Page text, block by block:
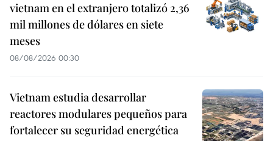
vietnam en el extranjero totalizó 2,36
mil millones de dólares en siete
meses
08/08/2026 00:30
Vietnam estudia desarrollar
reactores modulares pequeños para
fortalecer su seguridad energética